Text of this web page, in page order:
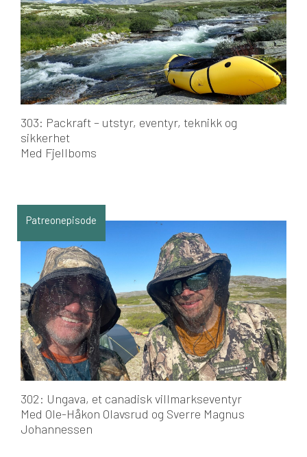
303: Packraft – utstyr, eventyr, teknikk og
sikkerhet
Med Fjellboms
Patreonepisode
302: Ungava, et canadisk villmarkseventyr
Med Ole-Håkon Olavsrud og Sverre Magnus
Johannessen